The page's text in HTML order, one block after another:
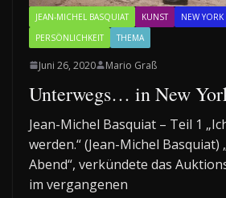
JEAN-MICHEL BASQUIAT KUNST NEW YORK
PERSÖNLICHKEIT
THEMA
Juni 26, 2020 Mario Graß
Unterwegs… in New
Jean-Michel Basquiat – Teil 1
werden.“ (Jean-Michel Basquiat)
Abend“, verkündete das
im vergangenen